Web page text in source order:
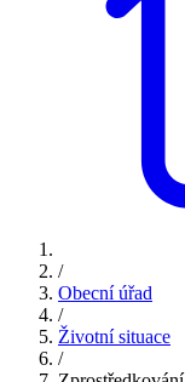
/
Obecní úřad
/
Životní situace
/